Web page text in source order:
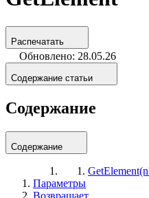
Распечатать
Обновлено: 28.05.26
Содержание статьи
Содержание
Содержание
Параметры
Возвращает